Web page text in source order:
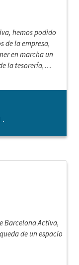
hemos podido
de la empresa,
en marcha un
la tesorería,
Barcelona Activa,
de un espacio